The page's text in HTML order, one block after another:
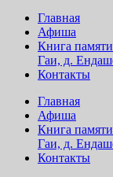
Главная
Афиша
Книга
Гаи, д.
Контакты
Главная
Афиша
Книга
Гаи, д.
Контакты